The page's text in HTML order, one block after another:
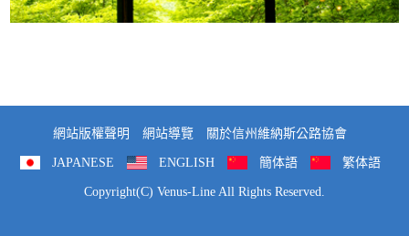
網站版權聲明 網站導覽 關於信州維納斯公路協會
JAPANESE ENGLISH 簡体語 繁体語
Copyright(C) Venus-Line All Rights Reserved.